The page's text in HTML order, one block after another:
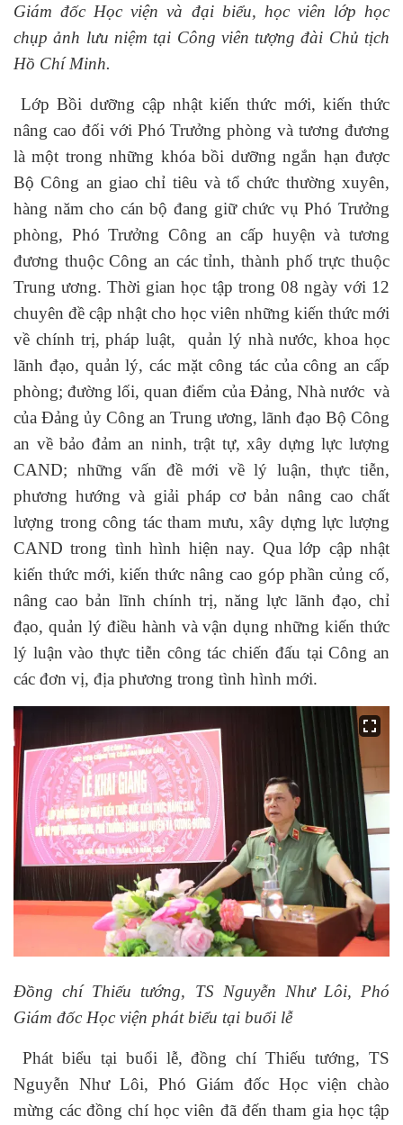
Giám đốc Học viện và đại biểu, học viên lớp học
chụp ảnh lưu niệm tại Công viên tượng đài Chủ tịch
Hồ Chí Minh.
Lớp Bồi dưỡng cập nhật kiến thức mới, kiến thức
nâng cao đối với Phó Trưởng phòng và tương đương
là một trong những khóa bồi dưỡng ngắn hạn được
Bộ Công an giao chỉ tiêu và tổ chức thường xuyên,
hàng năm cho cán bộ đang giữ chức vụ Phó Trưởng
phòng, Phó Trưởng Công an cấp huyện và tương
đương thuộc Công an các tỉnh, thành phố trực thuộc
Trung ương. Thời gian học tập trong 08 ngày với 12
chuyên đề cập nhật cho học viên những kiến thức mới
về chính trị, pháp luật,
quản lý nhà nước, khoa học
lãnh đạo, quản lý, các mặt công tác của công an cấp
phòng; đường lối, quan điểm của Đảng, Nhà nước và
của Đảng ủy Công an Trung ương, lãnh đạo Bộ Công
an về bảo đảm an ninh, trật tự, xây dựng lực lượng
CAND; những vấn đề mới về lý luận, thực tiễn,
phương hướng và giải pháp cơ bản nâng cao chất
lượng trong công tác tham mưu, xây dựng lực lượng
CAND trong tình hình hiện nay. Qua lớp cập nhật
kiến thức mới, kiến thức nâng cao góp phần củng cố,
nâng cao bản lĩnh chính trị, năng lực lãnh đạo, chỉ
đạo, quản lý điều hành và vận dụng những kiến thức
lý luận vào thực tiễn công tác chiến đấu tại Công an
các đơn vị, địa phương trong tình hình mới.
Đồng chí Thiếu tướng, TS Nguyễn Như Lôi, Phó
Giám đốc Học viện phát biểu tại buổi lễ
Phát biểu tại buổi lễ, đồng chí Thiếu tướng, TS
Nguyễn Như Lôi, Phó Giám đốc Học viện chào
mừng các đồng chí học viên đã đến tham gia học tập